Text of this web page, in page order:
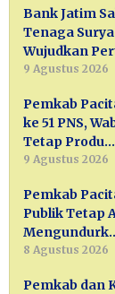
Bank Jatim
Tenaga
Wujudkan
9 Agustus 2026
Pemkab
ke 51 PNS,
Tetap Produ…
9 Agustus 2026
Pemkab
Publik Tetap
8 Agustus 2026
Pemkab dan